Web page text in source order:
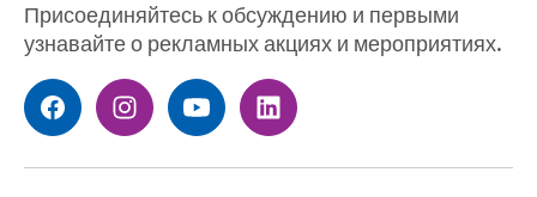
Присоединяйтесь к обсуждению и первыми
узнавайте о рекламных акциях и мероприятиях.